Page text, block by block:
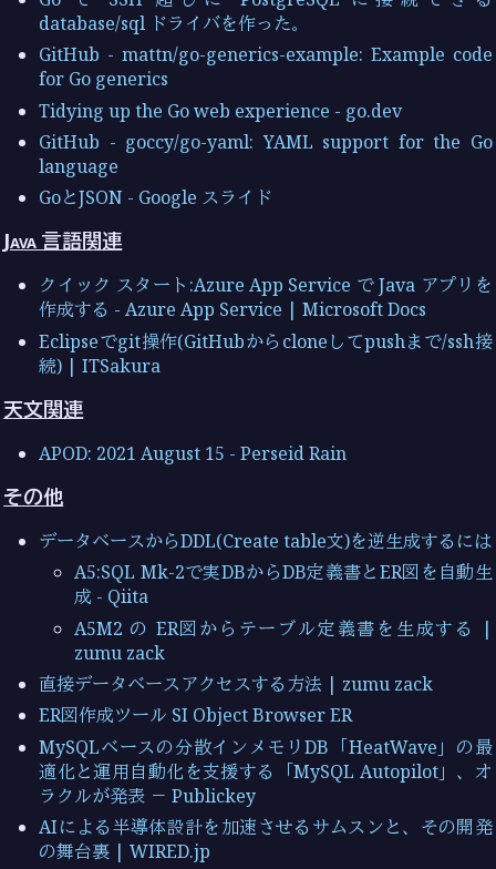
database/sql ドライバを作った。
GitHub - mattn/go-generics-example: Example code
for Go generics
Tidying up the Go web experience - go.dev
GitHub - goccy/go-yaml: YAML support for the Go
language
GoとJSON - Google スライド
Java 言語関連
クイック スタート:Azure App Service で Java アプリを
作成する - Azure App Service | Microsoft Docs
Eclipseでgit操作(GitHubからcloneしてpushまで/ssh接
続) | ITSakura
天文関連
APOD: 2021 August 15 - Perseid Rain
その他
データベースからDDL(Create table文)を逆生成するには
A5:SQL Mk-2で実DBからDB定義書とER図を自動生
成 - Qiita
A5M2 の ER図からテーブル定義書を生成する |
zumu zack
直接データベースアクセスする方法 | zumu zack
ER図作成ツール SI Object Browser ER
MySQLベースの分散インメモリDB「HeatWave」の最
適化と運用自動化を支援する「MySQL Autopilot」、オ
ラクルが発表 － Publickey
AIによる半導体設計を加速させるサムスンと、その開発
の舞台裏 | WIRED.jp